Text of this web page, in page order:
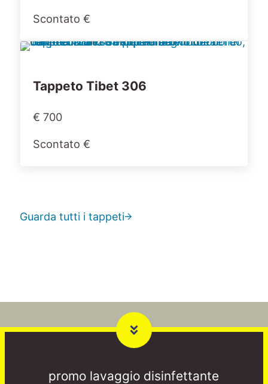
Scontato €
Tappeto Tibet 306
€ 700
Scontato €
Guarda tutti i tappeti
promo lavaggio disinfettante